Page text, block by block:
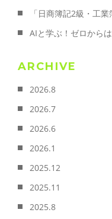
「日商簿記2級・工
AIと学ぶ！ゼロから
ARCHIVE
2026.8
2026.7
2026.6
2026.1
2025.12
2025.11
2025.8